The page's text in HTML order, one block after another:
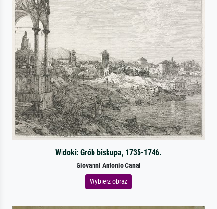
Widoki: Grób biskupa, 1735-1746.
Giovanni Antonio Canal
Wybierz obraz